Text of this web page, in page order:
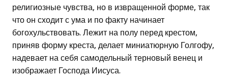
религиозные чувства, но в извращенной форме, так
что он сходит с ума и по факту начинает
богохульствовать. Лежит на полу перед крестом,
приняв форму креста, делает миниатюрную Голгофу,
надевает на себя самодельный терновый венец и
изображает Господа Иисуса.